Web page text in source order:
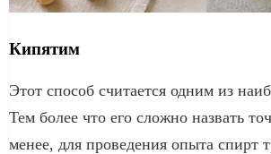
Кипятим
Этот способ считается одним из
Тем более что его сложно назвать
менее, для проведения опыта спирт